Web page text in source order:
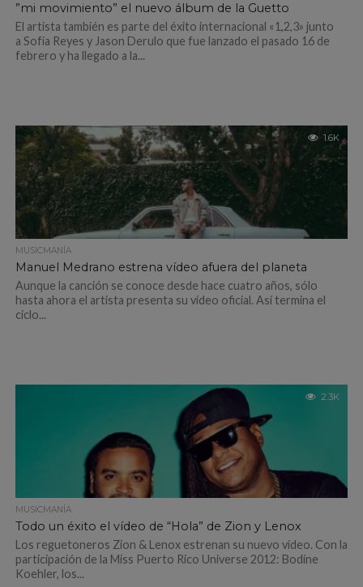
”mi movimiento” el nuevo álbum de la Guetto
El artista también es parte del éxito internacional «1,2,3» junto
a Sofía Reyes y Jason Derulo que fue lanzado el pasado 16 de
febrero y ha llegado a la...
1.6K
MUSICMANÍA
Manuel Medrano estrena vídeo afuera del planeta
Aunque la canción se conoce desde hace cuatro años, sólo
hasta ahora el artista presenta su vídeo oficial. Así termina el
ciclo...
2.3K
MUSICMANÍA
Todo un éxito el vídeo de “Hola” de Zion y Lenox
Los reguetoneros Zion & Lenox estrenan su nuevo vídeo. Con la
participación de la Miss Puerto Rico Universe 2012: Bodine
Koehler, los...